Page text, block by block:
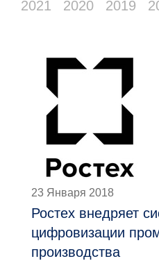
2021
2020 2019
23 Января 2018
Ростех внедряет
цифровизации
производства